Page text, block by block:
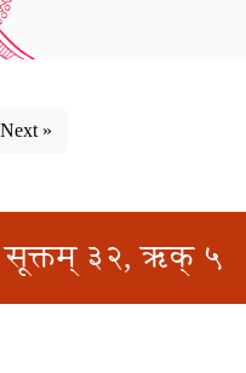
Next »
३२, ऋक् ५